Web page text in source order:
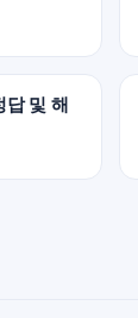
답 및 해